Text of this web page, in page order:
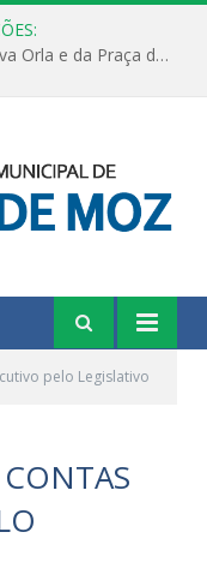
Últimos detalhes para a entrega da nova Orla e da Praça do Praião
pelo Legislativo